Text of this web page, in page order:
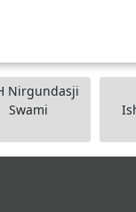
Nirgundasji
Swami